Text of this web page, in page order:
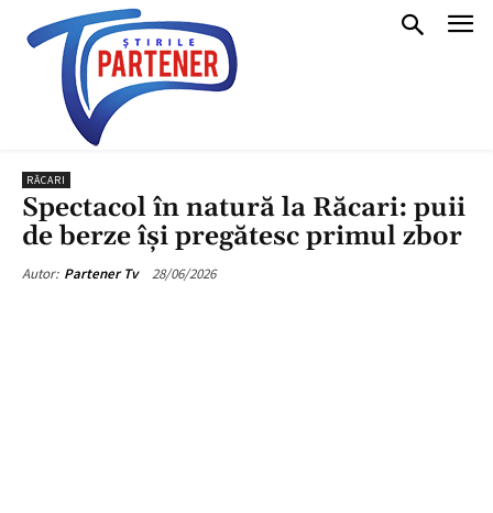
RĂCARI
Spectacol în natură la Răcari: puii
de berze își pregătesc primul zbor
Autor: Partener Tv 28/06/2026